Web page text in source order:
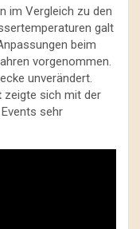
im Vergleich zu den
galt
beim
vorgenommen.
unverändert.
zeigte sich mit der
sehr